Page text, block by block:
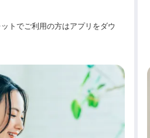
トでご利用の方はアプリをダウ